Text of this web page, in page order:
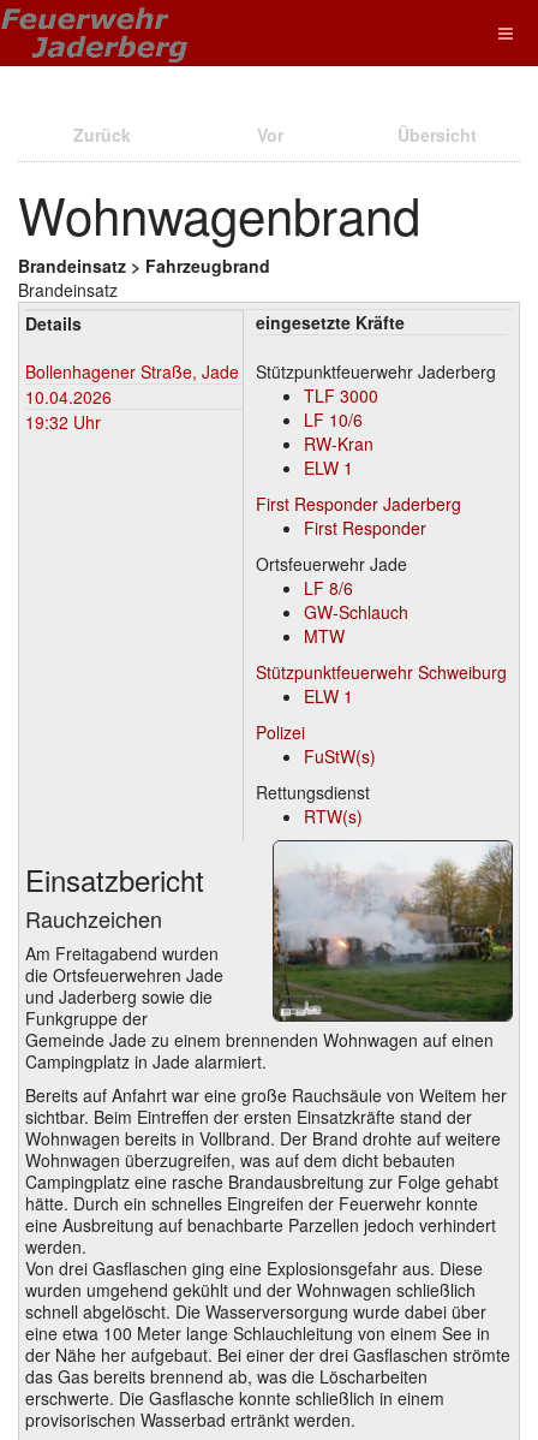
Zurück Vor Übersicht
Wohnwagenbrand
Brandeinsatz > Fahrzeugbrand
Brandeinsatz
Details
Bollenhagener Straße, Jade
10.04.2026
19:32 Uhr
eingesetzte Kräfte
Stützpunktfeuerwehr Jaderberg
TLF 3000
LF 10/6
RW-Kran
ELW 1
First Responder Jaderberg
First Responder
Ortsfeuerwehr Jade
LF 8/6
GW-Schlauch
MTW
Stützpunktfeuerwehr Schweiburg
ELW 1
Polizei
FuStW(s)
Rettungsdienst
RTW(s)
Einsatzbericht
Rauchzeichen
Am Freitagabend wurden
die Ortsfeuerwehren Jade
und Jaderberg sowie die
Funkgruppe der
Gemeinde Jade zu einem brennenden Wohnwagen auf einen
Campingplatz in Jade alarmiert.
Bereits auf Anfahrt war eine große Rauchsäule von Weitem her
sichtbar. Beim Eintreffen der ersten Einsatzkräfte stand der
Wohnwagen bereits in Vollbrand. Der Brand drohte auf weitere
Wohnwagen überzugreifen, was auf dem dicht bebauten
Campingplatz eine rasche Brandausbreitung zur Folge gehabt
hätte. Durch ein schnelles Eingreifen der Feuerwehr konnte
eine Ausbreitung auf benachbarte Parzellen jedoch verhindert
werden.
Von drei Gasflaschen ging eine Explosionsgefahr aus. Diese
wurden umgehend gekühlt und der Wohnwagen schließlich
schnell abgelöscht. Die Wasserversorgung wurde dabei über
eine etwa 100 Meter lange Schlauchleitung von einem See in
der Nähe her aufgebaut. Bei einer der drei Gasflaschen strömte
das Gas bereits brennend ab, was die Löscharbeiten
erschwerte. Die Gasflasche konnte schließlich in einem
provisorischen Wasserbad ertränkt werden.